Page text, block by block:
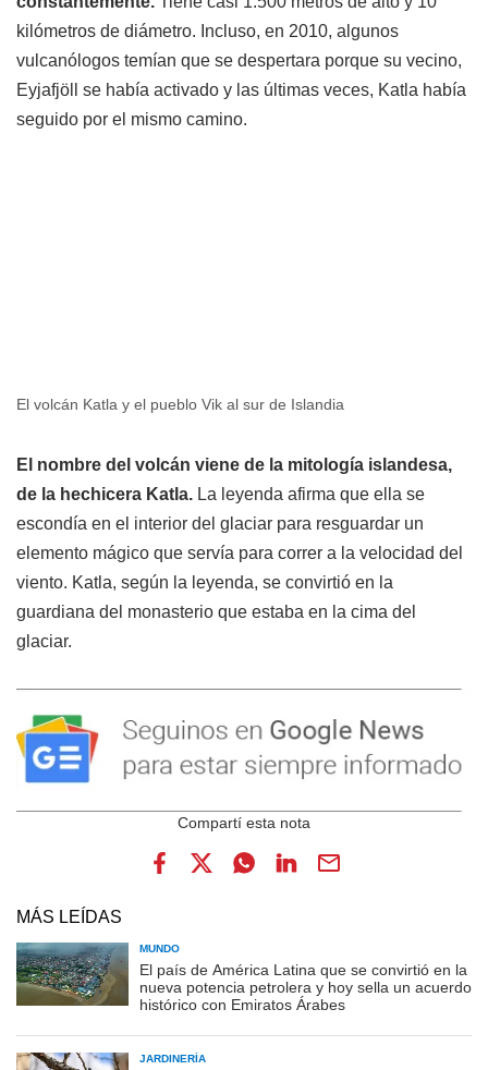
kilómetros de diámetro. Incluso, en 2010, algunos
vulcanólogos temían que se despertara porque su vecino,
Eyjafjöll se había activado y las últimas veces, Katla había
seguido por el mismo camino.
El volcán Katla y el pueblo Vik al sur de Islandia
El nombre del volcán viene de la mitología islandesa,
de la hechicera Katla. La leyenda afirma que ella se
escondía en el interior del glaciar para resguardar un
elemento mágico que servía para correr a la velocidad del
viento. Katla, según la leyenda, se convirtió en la
guardiana del monasterio que estaba en la cima del
glaciar.
MÁS LEÍDAS
MUNDO
El país de América Latina que se convirtió en la
nueva potencia petrolera y hoy sella un acuerdo
histórico con Emiratos Árabes
JARDINERÍA